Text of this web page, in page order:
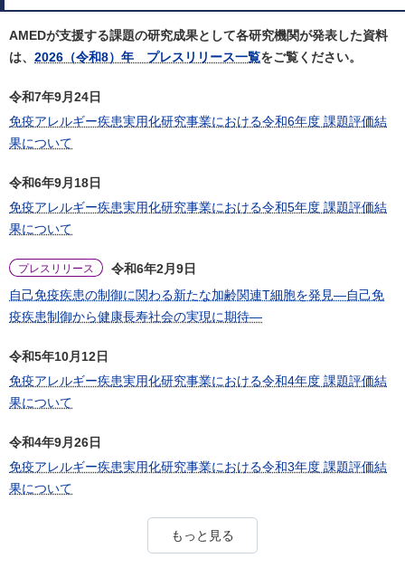
AMEDが支援する課題の研究成果として各研究機関が発表した資料
は、 2026（令和8）年 プレスリリース一覧をご覧ください。
令和7年9月24日
免疫アレルギー疾患実用化研究事業における令和6年度 課題評価結
果について
令和6年9月18日
免疫アレルギー疾患実用化研究事業における令和5年度 課題評価結
果について
プレスリリース
令和6年2月9日
自己免疫疾患の制御に関わる新たな加齢関連T細胞を発見―自己免
疫疾患制御から健康長寿社会の実現に期待―
令和5年10月12日
免疫アレルギー疾患実用化研究事業における令和4年度 課題評価結
果について
令和4年9月26日
免疫アレルギー疾患実用化研究事業における令和3年度 課題評価結
果について
もっと見る